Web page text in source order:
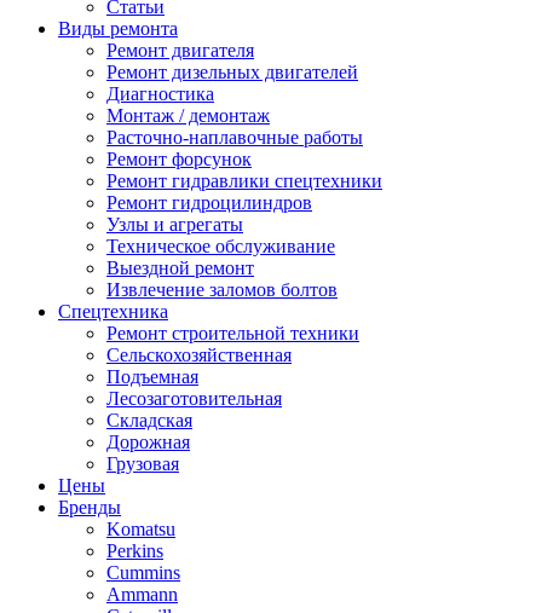
Статьи
Виды ремонта
Ремонт двигателя
Ремонт дизельных двигателей
Диагностика
Монтаж / демонтаж
Расточно-наплавочные работы
Ремонт форсунок
Ремонт гидравлики спецтехники
Ремонт гидроцилиндров
Узлы и агрегаты
Техническое обслуживание
Выездной ремонт
Извлечение заломов болтов
Спецтехника
Ремонт строительной техники
Сельскохозяйственная
Подъемная
Лесозаготовительная
Складская
Дорожная
Грузовая
Цены
Бренды
Komatsu
Perkins
Cummins
Ammann